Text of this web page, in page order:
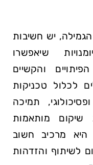
יש חשיבות
שיאפשרו
והקשיים
לכלול טכניקות
תמיכה
שיקום מותאמות
מרכיב חשוב
לשיתוף והזדהות